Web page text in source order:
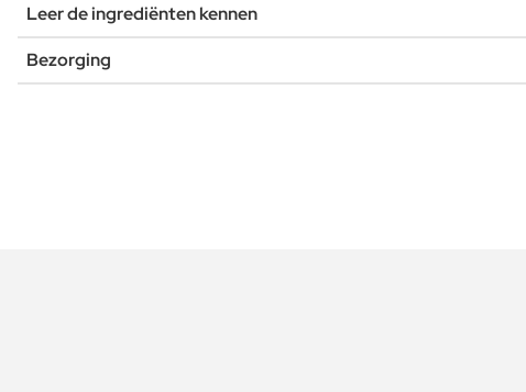
Leer de ingrediënten kennen
Bezorging